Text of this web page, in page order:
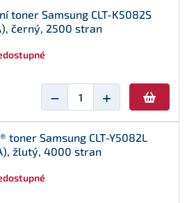
toner Samsung CLT-K5082S
černý, 2500 stran
− +
toner Samsung CLT-Y5082L
žlutý, 4000 stran